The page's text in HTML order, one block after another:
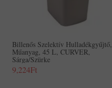
Billenős Szelektív Hulladékgyűjtő,
Műanyag, 45 L, CURVER,
Sárga/szürke
9,224Ft